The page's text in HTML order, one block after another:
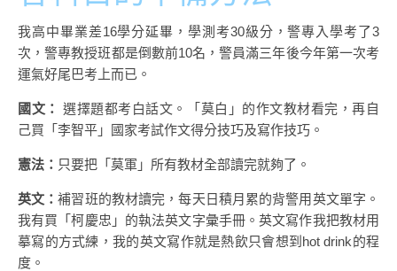
我高中畢業差16學分延畢，學測考30級分，警專入學考了3
次，警專教授班都是倒數前10名，警員滿三年後今年第一次考
運氣好尾巴考上而已。
國文： 選擇題都考白話文。「莫白」的作文教材看完，再自
己買「李智平」國家考試作文得分技巧及寫作技巧。
憲法： 只要把「莫軍」所有教材全部讀完就夠了。
英文：補習班的教材讀完，每天日積月累的背警用英文單字。
我有買「柯慶忠」的執法英文字彙手冊。英文寫作我把教材用
摹寫的方式練，我的英文寫作就是熱飲只會想到hot drink的程
度。